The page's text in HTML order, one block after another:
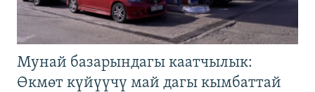
Мунай базарындагы каатчылык:
Өкмөт күйүүчү май дагы кымбаттай